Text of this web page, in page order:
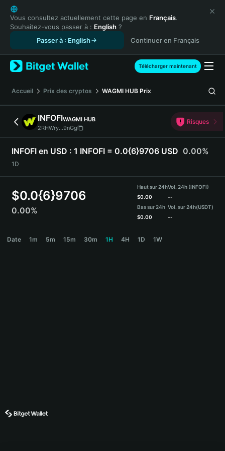
English
日本語
Tiếng Việt
Español (Latinoamérica)
Türkçe
Français
Deutsch
繁體中文
Português (Portugal)
Bahasa Indonesia
ภาษาไทย
हिन्दी
Español
Português (Brasil)
Vous consultez actuellement cette page en Français.
Souhaitez-vous passer à : English ?
Passer à : English
Continuer en Français
Télécharger maintenant
Accueil Prix des cryptos WAGMI HUB Prix
INFOFIWAGMI HUB
2RHWry...9nGg
Risques
INFOFI en USD : 1 INFOFI = 0.0{6}9706 USD 0.00%
1D
$0.0{6}9706
0.00%
Haut sur 24h
$0.00
Bas sur 24h
$0.00
Vol. 24h (INFOFI)
--
Vol. sur 24h(USDT)
--
Date 1m 5m 15m 30m 1H 4H 1D 1W